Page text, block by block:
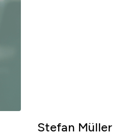
Stefan Müller